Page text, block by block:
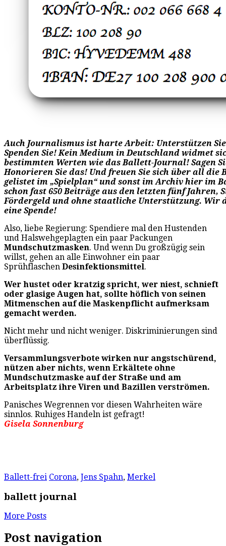
Auch Journalismus ist harte Arbeit: Unterstützen
Spenden Sie! Kein Medium in Deutschland widmet
bestimmten Werten wie das Ballett-Journal! Sagen
Honorieren Sie das! Und freuen Sie sich über all die
gelistet im „Spielplan“ und sonst im Archiv hier im
schon fast 650 Beiträge aus den letzten fünf Jahren,
Fördergeld und ohne staatliche Unterstützung. Wir
eine Spende!
Also, liebe Regierung: Spendiere mal den Hustenden
und Halswehgeplagten ein paar Packungen
Mundschutzmasken. Und wenn Du großzügig sein
willst, gehen an alle Einwohner ein paar
Sprühflaschen Desinfektionsmittel.
Wer hustet oder kratzig spricht, wer niest, schnieft
oder glasige Augen hat, sollte höflich von seinen
Mitmenschen auf die Maskenpflicht aufmerksam
gemacht werden.
Nicht mehr und nicht weniger. Diskriminierungen sind
überflüssig.
Versammlungsverbote wirken nur angstschürend,
nützen aber nichts, wenn Erkältete ohne
Mundschutzmaske auf der Straße und am
Arbeitsplatz ihre Viren und Bazillen verströmen.
Panisches Wegrennen vor diesen Wahrheiten wäre
sinnlos. Ruhiges Handeln ist gefragt!
Gisela Sonnenburg
Ballett-frei Corona, Jens Spahn, Merkel
ballett journal
More Posts
Post navigation